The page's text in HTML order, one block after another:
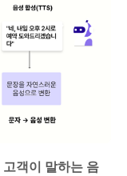
고객이 말하는 음